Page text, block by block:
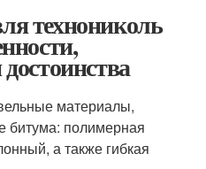
технониколь
материалы,
битума: полимерная
а также гибкая